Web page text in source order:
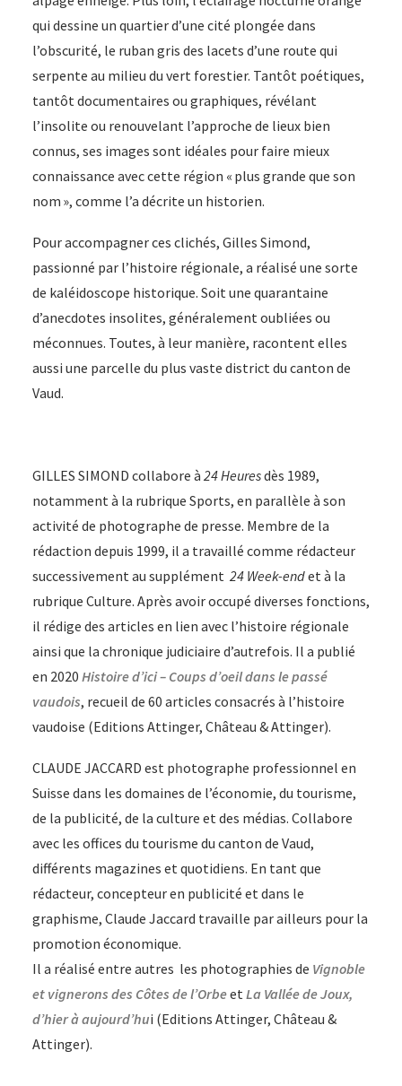
qui dessine un quartier d’une cité plongée dans
l’obscurité, le ruban gris des lacets d’une route qui
serpente au milieu du vert forestier. Tantôt poétiques,
tantôt documentaires ou graphiques, révélant
l’insolite ou renouvelant l’approche de lieux bien
connus, ses images sont idéales pour faire mieux
connaissance avec cette région « plus grande que son
nom », comme l’a décrite un historien.
Pour accompagner ces clichés, Gilles Simond,
passionné par l’histoire régionale, a réalisé une sorte
de kaléidoscope historique. Soit une quarantaine
d’anecdotes insolites, généralement oubliées ou
méconnues. Toutes, à leur manière, racontent elles
aussi une parcelle du plus vaste district du canton de
Vaud.
GILLES SIMOND collabore à 24 Heuresdès 1989,
notamment à la rubrique Sports, en parallèle à son
activité de photographe de presse. Membre de la
rédaction depuis 1999, il a travaillé comme rédacteur
successivement au supplément 24 Week-endet à la
rubrique Culture. Après avoir occupé diverses fonctions,
il rédige des articles en lien avec l’histoire régionale
ainsi que la chronique judiciaire d’autrefois. Il a publié
en 2020 Histoire d’ici – Coups d’oeil dans le passé
vaudois, recueil de 60 articles consacrés à l’histoire
vaudoise (Editions Attinger, Château & Attinger).
CLAUDE JACCARD est photographe professionnel en
Suisse dans les domaines de l’économie, du tourisme,
de la publicité, de la culture et des médias. Collabore
avec les offices du tourisme du canton de Vaud,
différents magazines et quotidiens. En tant que
rédacteur, concepteur en publicité et dans le
graphisme, Claude Jaccard travaille par ailleurs pour la
promotion économique.
Il a réalisé entre autres les photographies de Vignoble
et vignerons des Côtes de l’OrbeetLa Vallée de Joux,
d’hier à aujourd’hui (Editions Attinger, Château &
Attinger).